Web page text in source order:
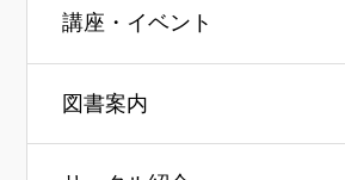
講座・イベント
図書案内